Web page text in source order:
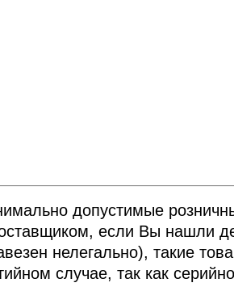
допустимые
если Вы нашли
нелегально), такие
случае, так как